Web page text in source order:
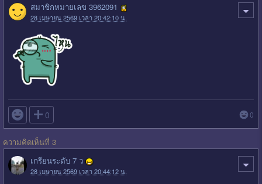
สมาชิกหมายเลข 3962091
28 เมษายน 2569 เวลา 20:42:10 น.
 0 0
ความคิดเห็นที่ 3
เกรียนระดับ 7 ว
28 เมษายน 2569 เวลา 20:44:12 น.